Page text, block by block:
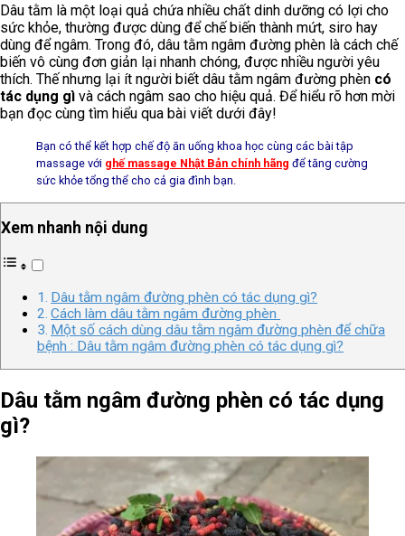
Dâu tằm là một loại quả chứa nhiều chất dinh dưỡng có lợi cho
sức khỏe, thường được dùng để chế biến thành mứt, siro hay
dùng để ngâm. Trong đó, dâu tằm ngâm đường phèn là cách chế
biến vô cùng đơn giản lại nhanh chóng, được nhiều người yêu
thích. Thế nhưng lại ít người biết dâu tằm ngâm đường phèn có
tác dụng gì và cách ngâm sao cho hiệu quả. Để hiểu rõ hơn mời
bạn đọc cùng tìm hiểu qua bài viết dưới đây!
Bạn có thể kết hợp chế độ ăn uống khoa học cùng các bài tập
massage với ghế massage Nhật Bản chính hãng để tăng cường
sức khỏe tổng thể cho cả gia đình bạn.
Xem nhanh nội dung
Dâu tằm ngâm đường phèn có tác dụng gì?
Cách làm dâu tằm ngâm đường phèn
Một số cách dùng dâu tằm ngâm đường phèn để chữa
bệnh : Dâu tằm ngâm đường phèn có tác dụng gì?
Dâu tằm ngâm đường phèn có tác dụng
gì?